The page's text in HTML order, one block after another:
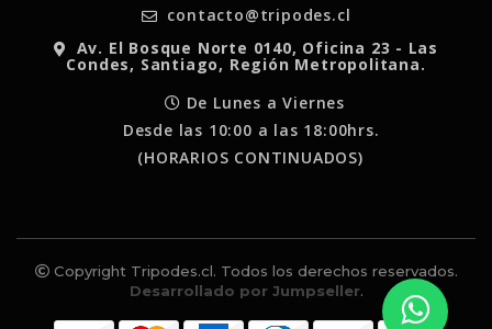
contacto@tripodes.cl
Av. El Bosque Norte 0140, Oficina 23 - Las
Condes, Santiago, Región Metropolitana.
De Lunes a Viernes
Desde las 10:00 a las 18:00hrs.
(HORARIOS CONTINUADOS)
Copyright Tripodes.cl. Todos los derechos reservados.
Desarrollado por Jumpseller.